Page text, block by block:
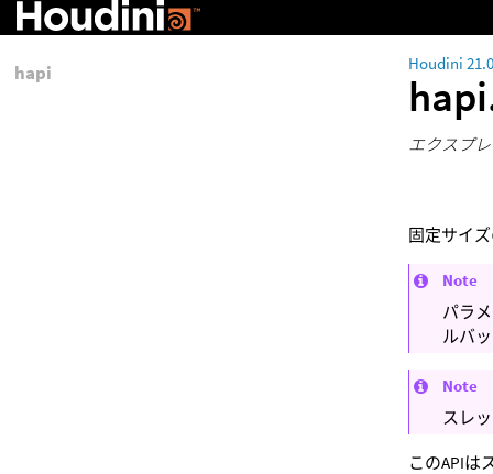
Houdini 21.0
エクスプ
固定サイ
Note
パラ
ルバ
Note
スレ
このAPIは
hapi